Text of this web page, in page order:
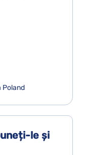
le și
Poland